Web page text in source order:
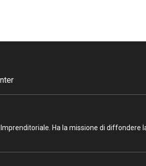
Ha la missione di diffondere